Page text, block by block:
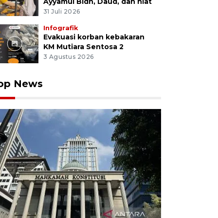
31 Juli 2026
Infografik
Evakuasi korban kebakaran
KM Mutiara Sentosa 2
3 Agustus 2026
News